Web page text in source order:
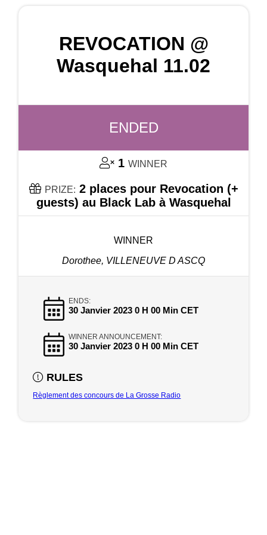
REVOCATION @
Wasquehal 11.02
ENDED
1 WINNER
PRIZE: 2 places pour Revocation (+
guests) au Black Lab à Wasquehal
WINNER
Dorothee, VILLENEUVE D ASCQ
ENDS:
30 Janvier 2023 0 H 00 Min CET
WINNER ANNOUNCEMENT:
30 Janvier 2023 0 H 00 Min CET
RULES
Règlement des concours de La Grosse Radio